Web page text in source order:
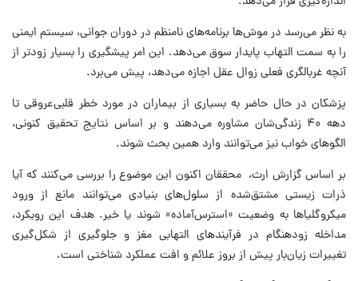
به نظر می‌رسد در موش‌ها برنامه‌های نامنظم در دوران جوانی، سیستم ایمنی
را به سمت التهاب پایدار سوق می‌دهد. این امر پیشگیری را بسیار زودتر از
آنچه غربالگری فعلی زوال عقل اجازه می‌دهد، پیش می‌برد.
پزشکان در حال حاضر به بسیاری از بیماران در مورد خطر قلبی‌عروقی تا
دهه ۴۰ زندگی‌شان مشاوره می‌دهند و بر اساس نتایج تحقیق کنونی،
الگوهای خواب نیز می‌توانند وارد همین بحث شوند.
بر اساس گزارش ارث، محققان اکنون این موضوع را بررسی می‌کنند که آیا
ذرات زیستی مشتق‌شده از سلول‌های بنیادی می‌توانند مانع از ورود
میکروگلیاها به وضعیت «استرس‌آماده» شوند یا خیر. هدف این رویکرد،
مداخله زودهنگام در فرآیندهای التهابی مغز و جلوگیری از شکل‌گیری
تغییرات زیان‌بار پیش از بروز علائم و افت عملکرد شناختی است.